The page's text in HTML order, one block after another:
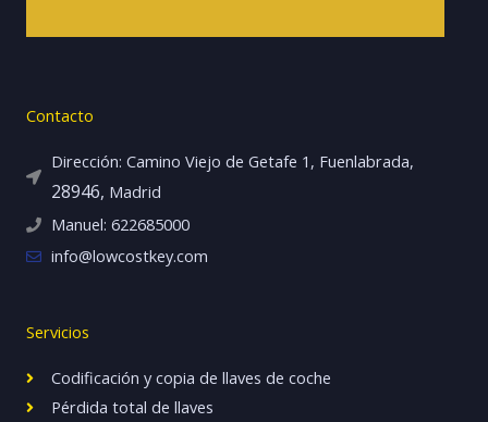
Contacto
Dirección: Camino Viejo de Getafe 1, Fuenlabrada,
28946, Madrid
Manuel: 622685000
info@lowcostkey.com
Servicios
Codificación y copia de llaves de coche
Pérdida total de llaves